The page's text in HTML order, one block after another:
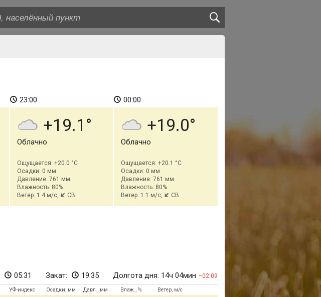
23:00
+19.1
Облачно
Ощущается: +20.0 °C
Осадки: 0 мм
Давление: 761 мм
Влажность: 80%
Ветер: 1.4 м/с,
СВ
00:00
+19.0
Облачно
Ощущается: +20.1 °C
Осадки: 0 мм
Давление: 761 мм
Влажность: 80%
Ветер: 1.1 м/с,
СВ
05:31 Закат: 19:35 Долгота дня: 14ч 04мин 02:09
УФ-индекс Осадки, мм Давл., мм Влаж., % Ветер, м/с